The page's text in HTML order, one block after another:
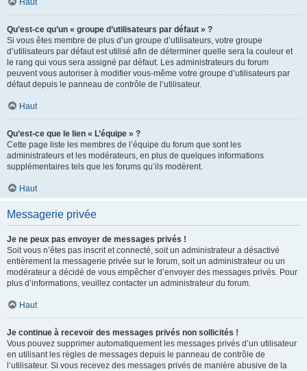
Haut
Qu’est-ce qu’un « groupe d’utilisateurs par défaut » ?
Si vous êtes membre de plus d’un groupe d’utilisateurs, votre groupe
d’utilisateurs par défaut est utilisé afin de déterminer quelle sera la couleur et
le rang qui vous sera assigné par défaut. Les administrateurs du forum
peuvent vous autoriser à modifier vous-même votre groupe d’utilisateurs par
défaut depuis le panneau de contrôle de l’utilisateur.
Haut
Qu’est-ce que le lien « L’équipe » ?
Cette page liste les membres de l’équipe du forum que sont les
administrateurs et les modérateurs, en plus de quelques informations
supplémentaires tels que les forums qu’ils modèrent.
Haut
Messagerie privée
Je ne peux pas envoyer de messages privés !
Soit vous n’êtes pas inscrit et connecté, soit un administrateur a désactivé
entièrement la messagerie privée sur le forum, soit un administrateur ou un
modérateur a décidé de vous empêcher d’envoyer des messages privés. Pour
plus d’informations, veuillez contacter un administrateur du forum.
Haut
Je continue à recevoir des messages privés non sollicités !
Vous pouvez supprimer automatiquement les messages privés d’un utilisateur
en utilisant les règles de messages depuis le panneau de contrôle de
l’utilisateur. Si vous recevez des messages privés de manière abusive de la